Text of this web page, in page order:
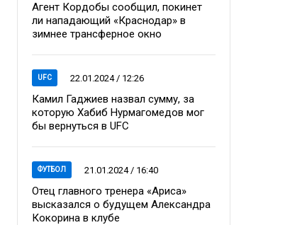
Агент Кордобы сообщил, покинет
ли нападающий «Краснодар» в
зимнее трансферное окно
UFC 22.01.2024 / 12:26
Камил Гаджиев назвал сумму, за
которую Хабиб Нурмагомедов мог
бы вернуться в UFC
ФУТБОЛ 21.01.2024 / 16:40
Отец главного тренера «Ариса»
высказался о будущем Александра
Кокорина в клубе